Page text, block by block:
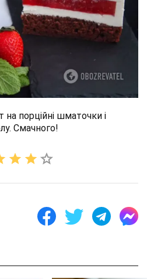
на порційні шматочки і
Смачного!